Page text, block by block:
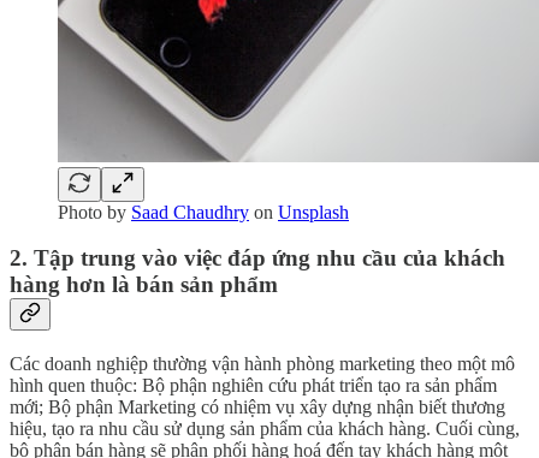
Photo by Saad Chaudhry on Unsplash
2. Tập trung vào việc đáp ứng nhu cầu của khách
hàng hơn là bán sản phẩm
Các doanh nghiệp thường vận hành phòng marketing theo một mô
hình quen thuộc: Bộ phận nghiên cứu phát triển tạo ra sản phẩm
mới; Bộ phận Marketing có nhiệm vụ xây dựng nhận biết thương
hiệu, tạo ra nhu cầu sử dụng sản phẩm của khách hàng. Cuối cùng,
bộ phận bán hàng sẽ phân phối hàng hoá đến tay khách hàng một